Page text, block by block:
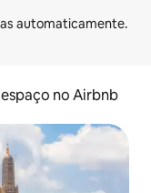
no Airbnb